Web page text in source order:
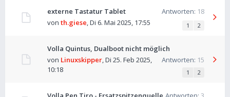
externe Tastatur Tablet Antworten: 18
von th.giese,Di 6. Mai 2025, 17:55 1 2
Volla Quintus, Dualboot nicht möglich
Antworten: 15
von Linuxskipper,Di 25. Feb 2025,
10:18
1 2